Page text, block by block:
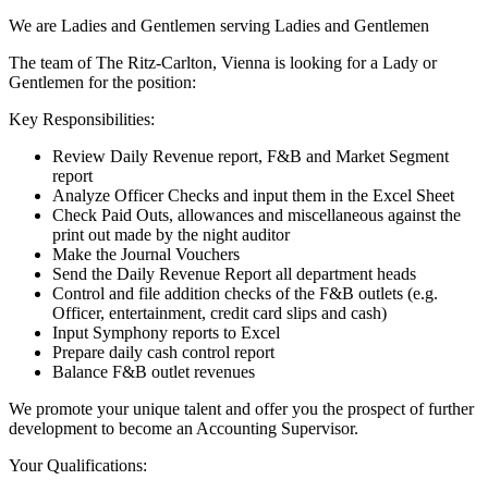
We are Ladies and Gentlemen serving Ladies and Gentlemen
The team of The Ritz-Carlton, Vienna is looking for a Lady or
Gentlemen for the position:
Key Responsibilities:
Review Daily Revenue report, F&B and Market Segment
report
Analyze Officer Checks and input them in the Excel Sheet
Check Paid Outs, allowances and miscellaneous against the
print out made by the night auditor
Make the Journal Vouchers
Send the Daily Revenue Report all department heads
Control and file addition checks of the F&B outlets (e.g.
Officer, entertainment, credit card slips and cash)
Input Symphony reports to Excel
Prepare daily cash control report
Balance F&B outlet revenues
We promote your unique talent and offer you the prospect of further
development to become an Accounting Supervisor.
Your Qualifications: